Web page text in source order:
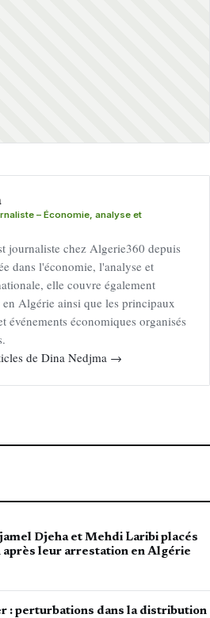
– Économie, analyse et
journaliste chez Algerie360 depuis
dans l'économie, l'analyse et
elle couvre également
en Algérie ainsi que les principaux
événements économiques organisés
de Dina Nedjma →
Djeha et Mehdi Laribi placés
après leur arrestation en Algérie
: perturbations dans la distribution